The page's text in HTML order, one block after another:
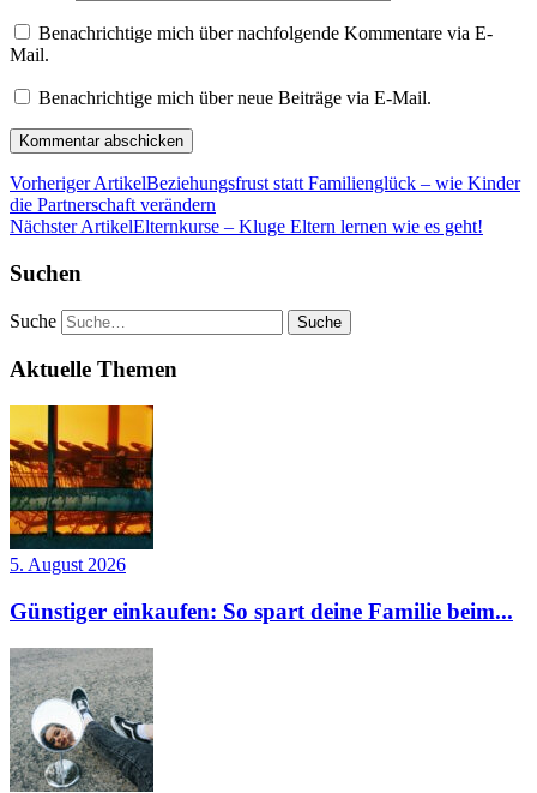
Benachrichtige mich über nachfolgende Kommentare via E-
Mail.
Benachrichtige mich über neue Beiträge via E-Mail.
Vorheriger ArtikelBeziehungsfrust statt Familienglück – wie Kinder
die Partnerschaft verändern
Nächster ArtikelElternkurse – Kluge Eltern lernen wie es geht!
Suchen
Suche
Aktuelle Themen
5. August 2026
Günstiger einkaufen: So spart deine Familie beim...